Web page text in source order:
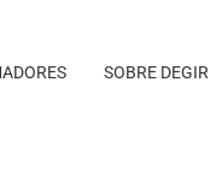
SOBRE DEGIR